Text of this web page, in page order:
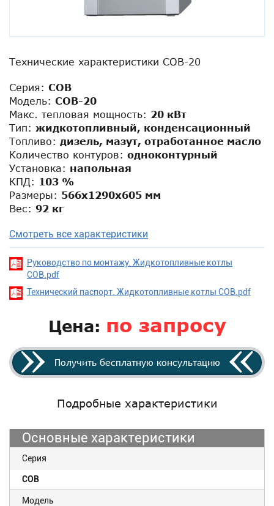
Технические характеристики COB-20
Серия: COB
Модель: COB-20
Макс. тепловая мощность: 20 кВт
Тип: жидкотопливный, конденсационный
Топливо: дизель, мазут, отработанное масло
Количество контуров: одноконтурный
Установка: напольная
КПД: 103 %
Размеры: 566x1290x605 мм
Вес: 92 кг
Смотреть все характеристики
Руководство по монтажу. Жидкотопливные котлы
COB.pdf
Технический паспорт. Жидкотопливные котлы COB.pdf
Цена: по запросу
Получить бесплатную консультацию
Подробные характеристики
Основные характеристики
Серия
COB
Модель